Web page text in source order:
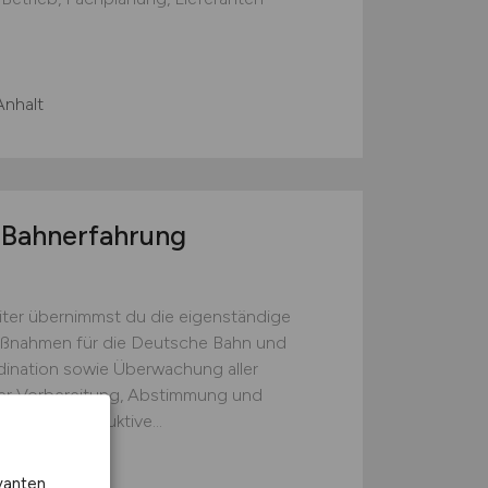
übernimmst du die eigenständige
für die Deutsche Bahn und
sowie Überwachung aller
Vorbereitung, Abstimmung und
eine konstruktive...